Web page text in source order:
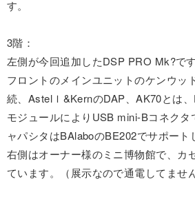
す。
3階：
左側が今回追加したDSP PRO Mk?です
フロントのメインユニットのケンウッ
続、Astelｌ&KernのDAP、AK70とは
モジュールによりUSB mini-Bコネクタ
ャパシタはBAlaboのBE202でサポート
右側はオーナー様のミニ博物館で、カ
ています。（展示なので通電してません